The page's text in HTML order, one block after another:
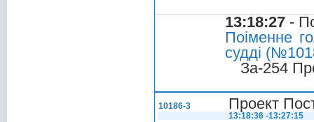
13:18:27 -
Поіменне
судді
За-254
10186-3 Проект
13:18:36 -13:27:15